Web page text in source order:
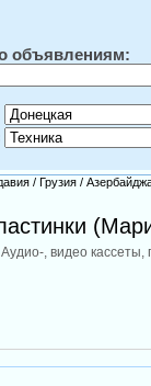
объявлениям:
/ Грузия /
Аудио-, видео кассеты,